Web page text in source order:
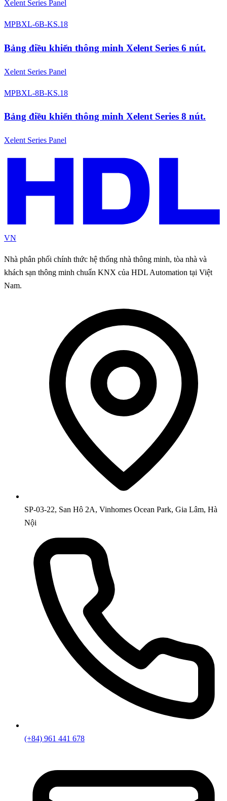
Xelent Series Panel
MPBXL-6B-KS.18
Bảng điều khiển thông minh Xelent Series 6 nút.
Xelent Series Panel
MPBXL-8B-KS.18
Bảng điều khiển thông minh Xelent Series 8 nút.
Xelent Series Panel
VN
Nhà phân phối chính thức hệ thống nhà thông minh, tòa nhà và
khách sạn thông minh chuẩn KNX của HDL Automation tại Việt
Nam.
SP-03-22, San Hô 2A, Vinhomes Ocean Park, Gia Lâm, Hà
Nội
(+84) 961 441 678